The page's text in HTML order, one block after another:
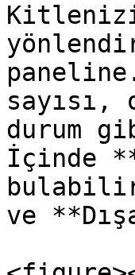
durum
İçinde
ve